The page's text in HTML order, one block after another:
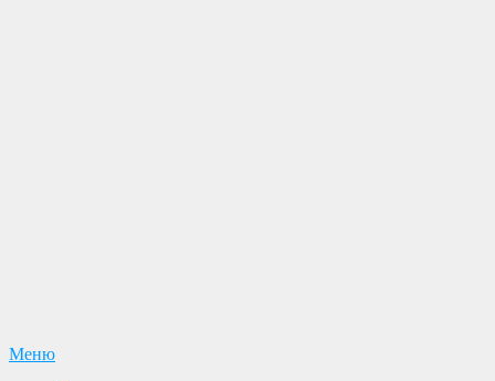
Перейти
Меню